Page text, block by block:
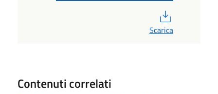
Scarica
Contenuti correlati